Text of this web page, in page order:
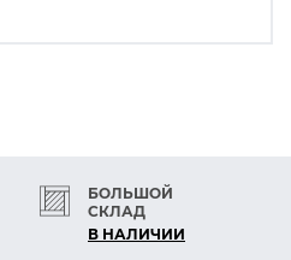
БОЛЬШОЙ
СКЛАД
В НАЛИЧИИ